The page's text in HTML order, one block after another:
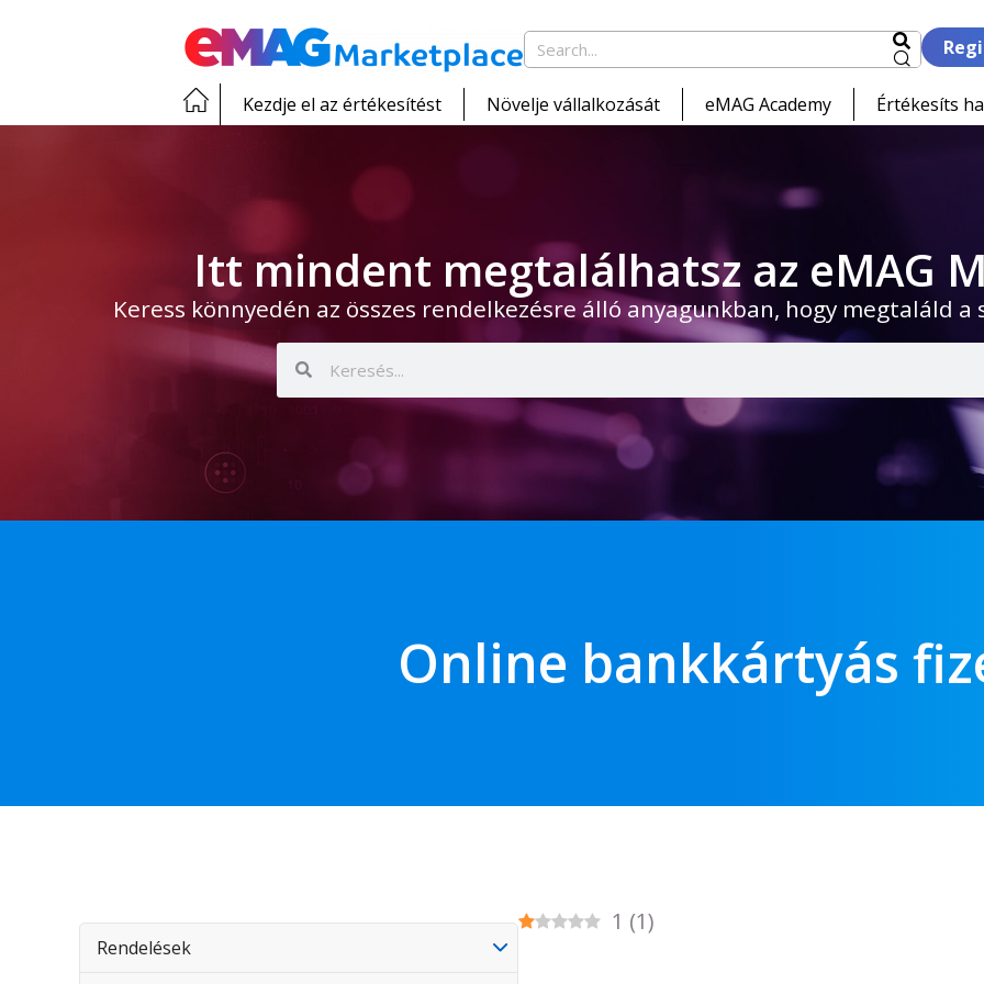
Kezdje el az értékesítést Növelje vállalkozását eMAG Academy Értékesíts
Itt mindent megtalálhatsz az eMAG
Keress könnyedén az összes rendelkezésre álló anyagunkban, hogy megtaláld
Online bankkártyás
Rendelések
1 (1)